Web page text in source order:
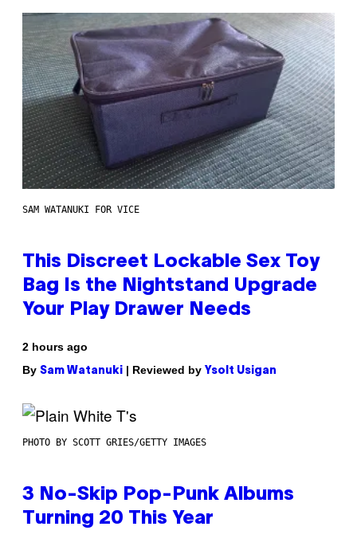
SAM WATANUKI FOR VICE
This Discreet Lockable Sex Toy
Bag Is the Nightstand Upgrade
Your Play Drawer Needs
2 hours ago
By Sam Watanuki | Reviewed by Ysolt Usigan
PHOTO BY SCOTT GRIES/GETTY IMAGES
3 No-Skip Pop-Punk Albums
Turning 20 This Year